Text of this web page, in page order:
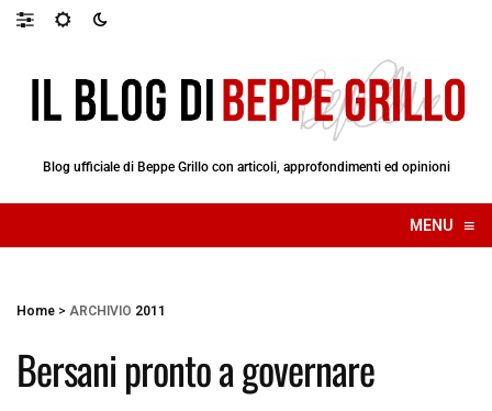
Blog ufficiale di Beppe Grillo con articoli, approfondimenti ed opinioni
MENU ≡
☰
Home > ARCHIVIO 2011
Bersani pronto a governare